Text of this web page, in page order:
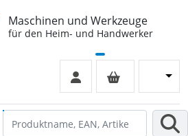
Maschinen und Werkzeuge
für den Heim- und Handwerker